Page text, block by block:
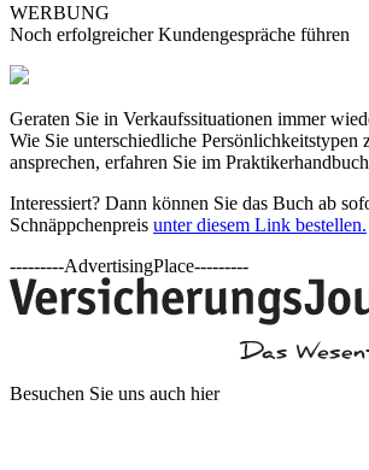
WERBUNG
Noch erfolgreicher Kundengespräche führen
Geraten Sie in Verkaufssituationen immer
Wie Sie unterschiedliche Persönlichkeitstypen
ansprechen, erfahren Sie im
Interessiert? Dann können Sie das Buch ab
Schnäppchenpreis unter diesem Link bestellen.
---------AdvertisingPlace---------
Besuchen Sie uns auch hier